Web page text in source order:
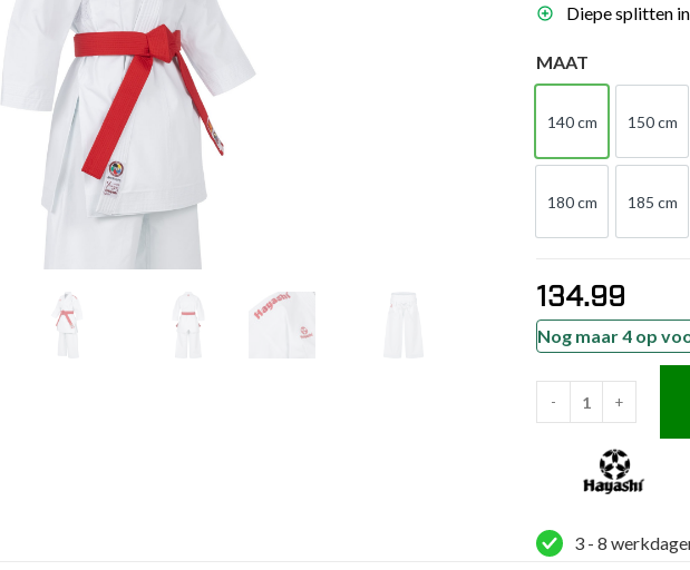
Voor dames
Zakhandschoenen
Trainingsartikelen
Bokszak
Bevestigingsmateriaal
bokszak
Bokspoppen
Stoot- en trapkussens
Diepe splitten
MAAT
140 cm
140 cm
150 cm
150
180 cm
180 cm
185 cm
185
134.99
Nog maar 4 op
Hayashi
Wit
- +
3 - 8